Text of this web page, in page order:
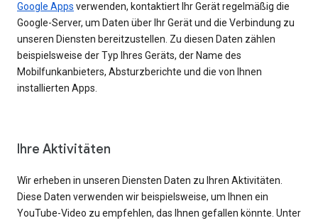
Google Apps verwenden, kontaktiert Ihr Gerät regelmäßig die
Google-Server, um Daten über Ihr Gerät und die Verbindung zu
unseren Diensten bereitzustellen. Zu diesen Daten zählen
beispielsweise der Typ Ihres Geräts, der Name des
Mobilfunkanbieters, Absturzberichte und die von Ihnen
installierten Apps.
Ihre Aktivitäten
Wir erheben in unseren Diensten Daten zu Ihren Aktivitäten.
Diese Daten verwenden wir beispielsweise, um Ihnen ein
YouTube-Video zu empfehlen, das Ihnen gefallen könnte. Unter